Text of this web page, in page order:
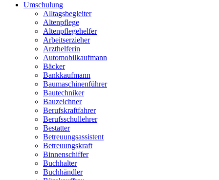
Umschulung
Alltagsbegleiter
Altenpflege
Altenpflegehelfer
Arbeitserzieher
Arzthelferin
Automobilkaufmann
Bäcker
Bankkaufmann
Baumaschinenführer
Bautechniker
Bauzeichner
Berufskraftfahrer
Berufsschullehrer
Bestatter
Betreuungsassistent
Betreuungskraft
Binnenschiffer
Buchhalter
Buchhändler